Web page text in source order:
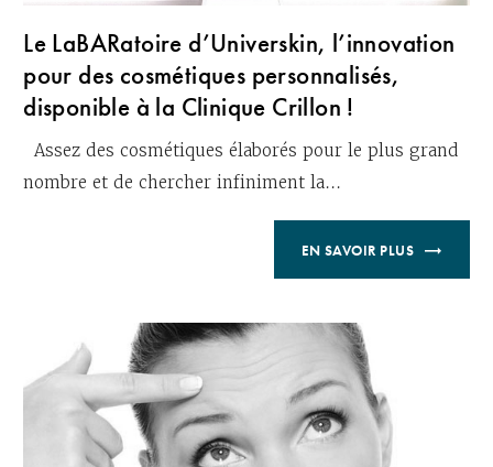
Le LaBARatoire d’Universkin, l’innovation
pour des cosmétiques personnalisés,
disponible à la Clinique Crillon !
Assez des cosmétiques élaborés pour le plus grand
nombre et de chercher infiniment la...
EN SAVOIR PLUS